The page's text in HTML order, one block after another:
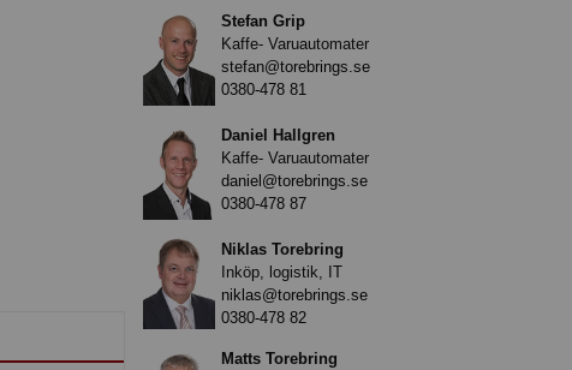
Stefan Grip
Kaffe- Varuautomater
stefan@torebrings.se
0380-478 81
Daniel Hallgren
Kaffe- Varuautomater
daniel@torebrings.se
0380-478 87
Niklas Torebring
Inköp, logistik, IT
niklas@torebrings.se
0380-478 82
Matts Torebring